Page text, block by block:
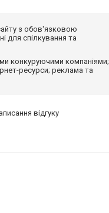
з обов'язковою
для спілкування та
конкуруючими компаніями;
ресурси; реклама та
відгуку